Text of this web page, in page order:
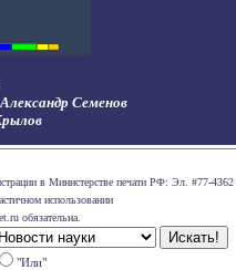
Семенов
в Министерстве печати РФ: Эл. #77-4362
использовании
обязательна.
"Или"